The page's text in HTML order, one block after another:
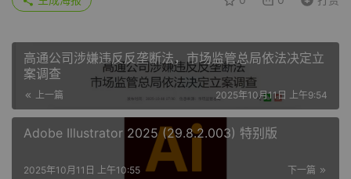
高通公司涉嫌违反反垄断法，市场监管总局依法决定立
案调查
上一篇 2025年10月11日 上午9:54
Adobe Illustrator 2025 (29.8.2.003) 特别版
下一篇
2025年10月11日 上午10:55